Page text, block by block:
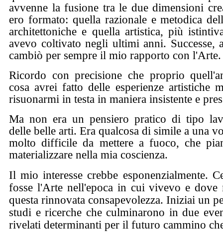
avvenne la fusione tra le due dimensioni
ero formato: quella razionale e metodica
architettoniche e quella artistica, più
avevo coltivato negli ultimi anni. Successe,
cambiò per sempre il mio rapporto con l'Arte.
Ricordo con precisione che proprio
cosa avrei fatto delle esperienze artistiche
risuonarmi in testa in maniera insistente e
Ma non era un pensiero pratico di tipo
delle belle arti. Era qualcosa di simile a una
molto difficile da mettere a fuoco, che
materializzare nella mia coscienza.
Il mio interesse crebbe esponenzialmente.
fosse l'Arte nell'epoca in cui vivevo e dove
questa rinnovata consapevolezza. Iniziai un
studi e ricerche che culminarono in due
rivelati determinanti per il futuro cammino